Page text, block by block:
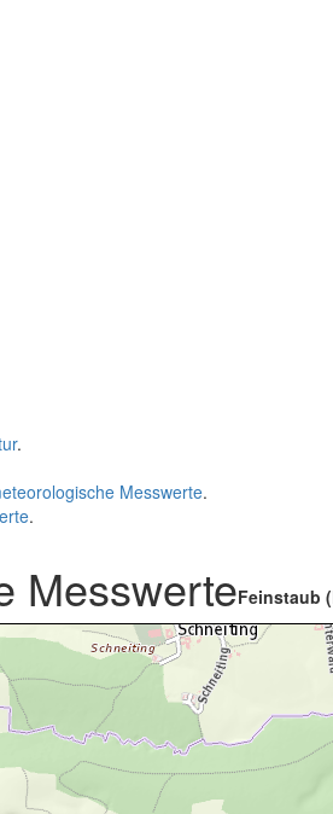
.
Messwerte.
.
MesswerteFeinstaub